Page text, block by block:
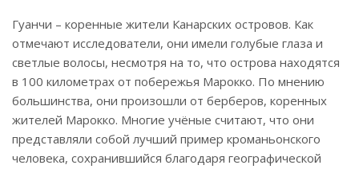
Гуанчи – коренные жители Канарских островов. Как
отмечают исследователи, они имели голубые глаза и
светлые волосы, несмотря на то, что острова находятся
в 100 километрах от побережья Марокко. По мнению
большинства, они произошли от берберов, коренных
жителей Марокко. Многие учёные считают, что они
представляли собой лучший пример кроманьонского
человека, сохранившийся благодаря географической